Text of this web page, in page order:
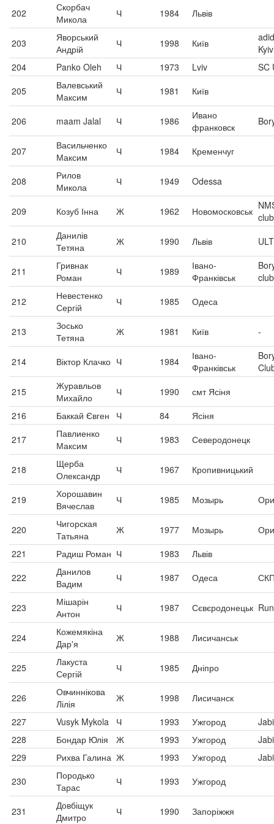
202
Скорбач
Микола
Ч 1984 Львів
203
Яворський
Андрій
Ч 1998 Київ
Kyiv
204
Panko Oleh Ч 1973 Lviv
SC
205
Валевський
Максим
Ч 1981 Київ
206 maam Jalal Ч 1986
Ивано
франковск
207
Васильченко
Максим
Ч 1984 Кременчуг
208
Рилов
Микола
Ч 1949 Odessa
209 Козуб Інна Ж 1962 Новомосковськ club
210
Данилів
Тетяна
Ж 1990 Львів
211
Гривнак
Роман
Ч 1989
Івано-
Франківськ
club
212
Невестенко
Сергій
Ч 1985 Одеса
213
Зосько
Тетяна
Ж 1981 Київ -
214 Віктор Клачко Ч 1984
Івано-
Франківськ
215
Журавльов
Михайло
Ч 1990
смт Ясіня
216
Баккай Євген Ч 84
Ясіня
217
Павлиенко
Максим
Ч 1983 Северодонецк
218
Щерба
Олександр
Ч 1967 Кропивницький
219
Хорошавин
Вячеслав
Ч 1985 Мозырь
220
Чигорская
Татьяна
Ж 1977 Мозырь
221
Радиш Роман Ч 1983
Львів
222
Данилов
Вадим
Ч 1987 Одеса
223
Мішарін
Антон
Ч 1987 Сєвєродонецьк
224
Кожемякіна
Дар'я
Ж 1988 Лисичанськ
225
Лакуста
Сергій
Ч 1985 Дніпро
226
Овчиннікова
Лілія
Ж 1998
Лисичанск
227
Vusyk Mykola Ч 1993 Ужгород
228
Бондар Юлія Ж 1993 Ужгород
229
Рихва Галина Ж 1993 Ужгород
230
Породько
Тарас
Ч 1993 Ужгород
231
Довбіщук
Дмитро
Ч 1990 Запоріжжя